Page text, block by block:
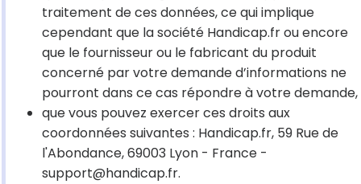
traitement de ces données, ce qui implique
cependant que la société Handicap.fr ou encore
que le fournisseur ou le fabricant du produit
concerné par votre demande d’informations ne
pourront dans ce cas répondre à votre demande,
que vous pouvez exercer ces droits aux
coordonnées suivantes : Handicap.fr, 59 Rue de
l'Abondance, 69003 Lyon - France -
support@handicap.fr.